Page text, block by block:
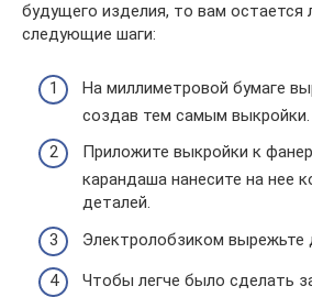
будущего изделия, то вам остается
следующие шаги:
На миллиметровой бумаге
создав тем самым выкройки.
Приложите выкройки к
карандаша нанесите на нее
деталей.
Электролобзиком вырежьте
Чтобы легче было сделать